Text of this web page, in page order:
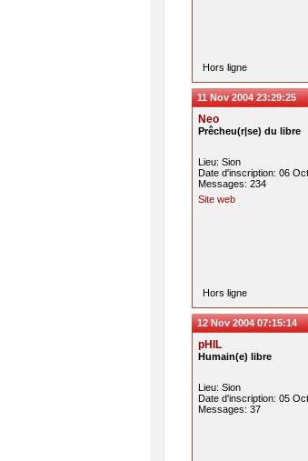
Hors ligne
11 Nov 2004 23:29:25
Neo
Prêcheu(r|se) du libre
Lieu: Sion
Date d'inscription: 06
Messages: 234
Site web
Hors ligne
12 Nov 2004 07:15:14
pHIL
Humain(e) libre
Lieu: Sion
Date d'inscription: 05
Messages: 37